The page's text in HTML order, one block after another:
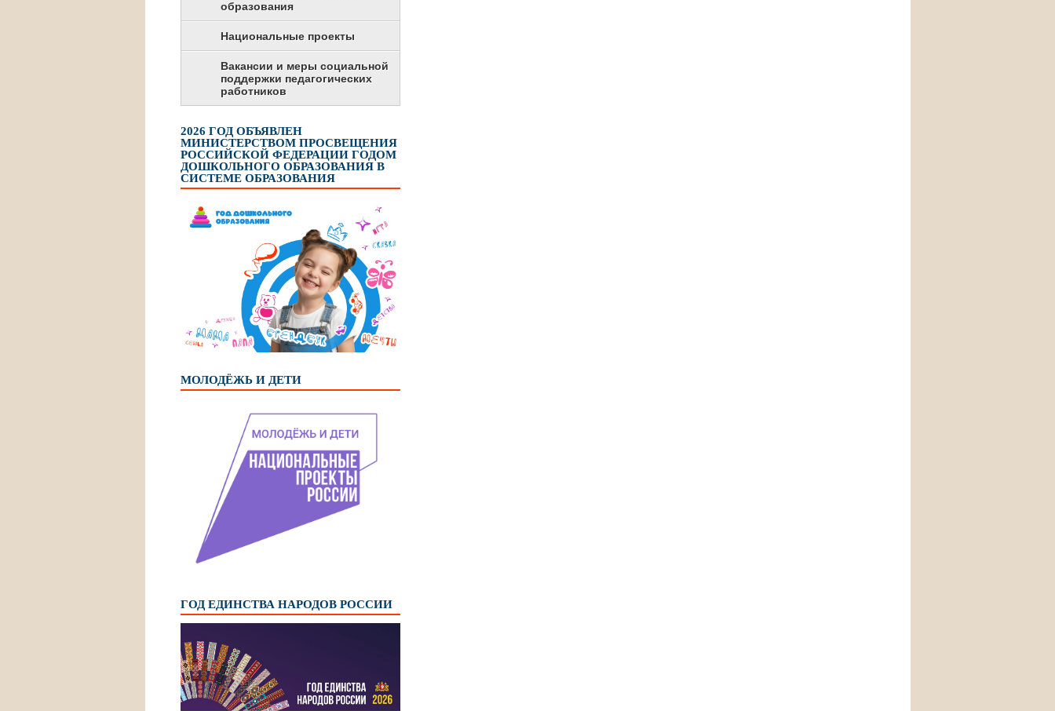
образования
Национальные проекты
Вакансии и меры социальной
поддержки педагогических
работников
2026 ГОД ОБЪЯВЛЕН
МИНИСТЕРСТВОМ ПРОСВЕЩЕНИЯ
РОССИЙСКОЙ ФЕДЕРАЦИИ ГОДОМ
ДОШКОЛЬНОГО ОБРАЗОВАНИЯ В
СИСТЕМЕ ОБРАЗОВАНИЯ
МОЛОДЁЖЬ И ДЕТИ
ГОД ЕДИНСТВА НАРОДОВ РОССИИ